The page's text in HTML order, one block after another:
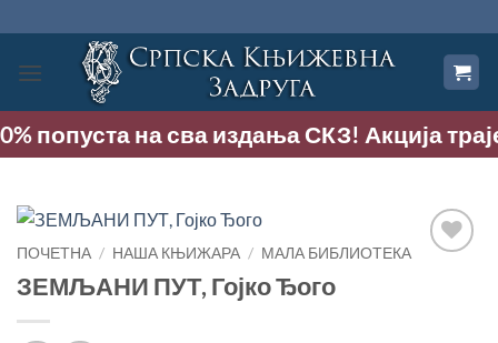
на
садржај
попуста на сва издања СКЗ! Акција траје
ПОЧЕТНА / НАША КЊИЖАРА / МАЛА БИБЛИОТЕКА
ЗЕМЉАНИ ПУТ, Гојко Ђого